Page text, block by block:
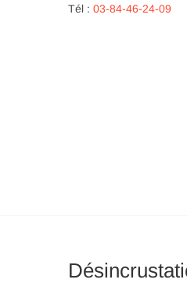
Tél : 03-84-46-24-09